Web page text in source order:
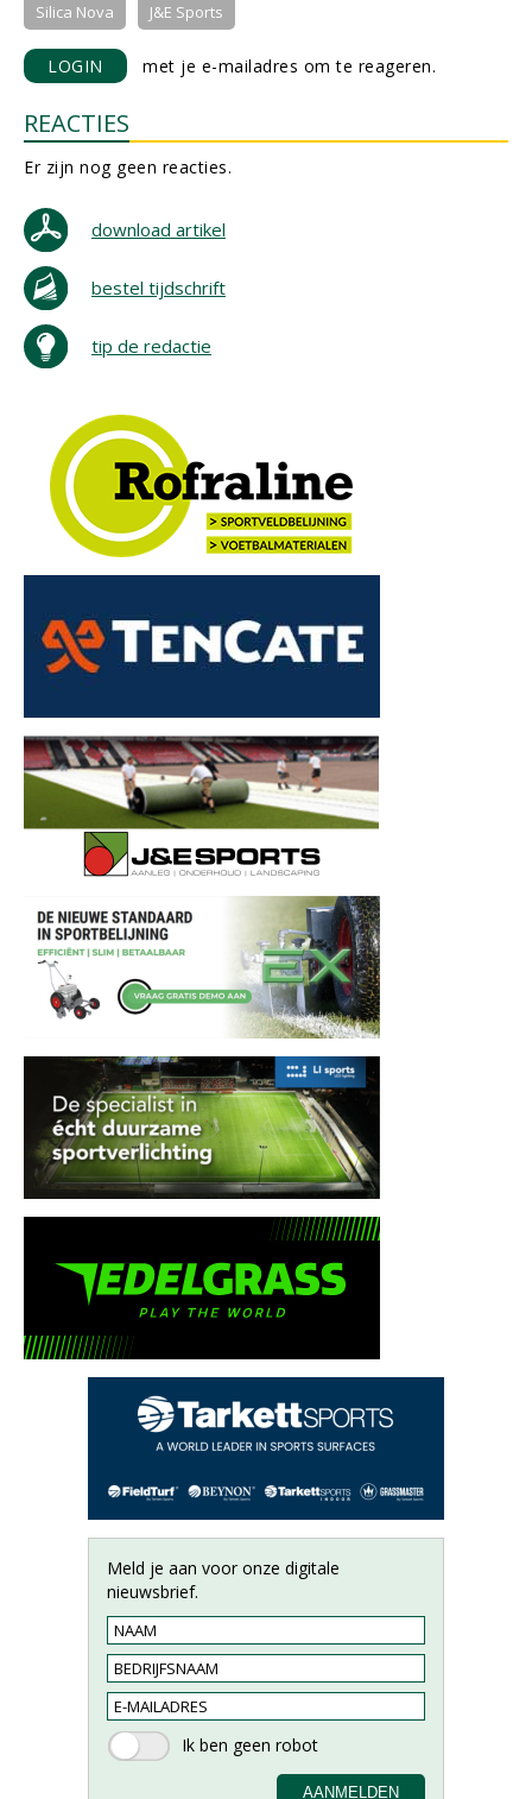
Silica Nova J&E Sports
LOGIN met je e-mailadres om te reageren.
REACTIES
Er zijn nog geen reacties.
download artikel
bestel tijdschrift
tip de redactie
Meld je aan voor onze digitale
nieuwsbrief.